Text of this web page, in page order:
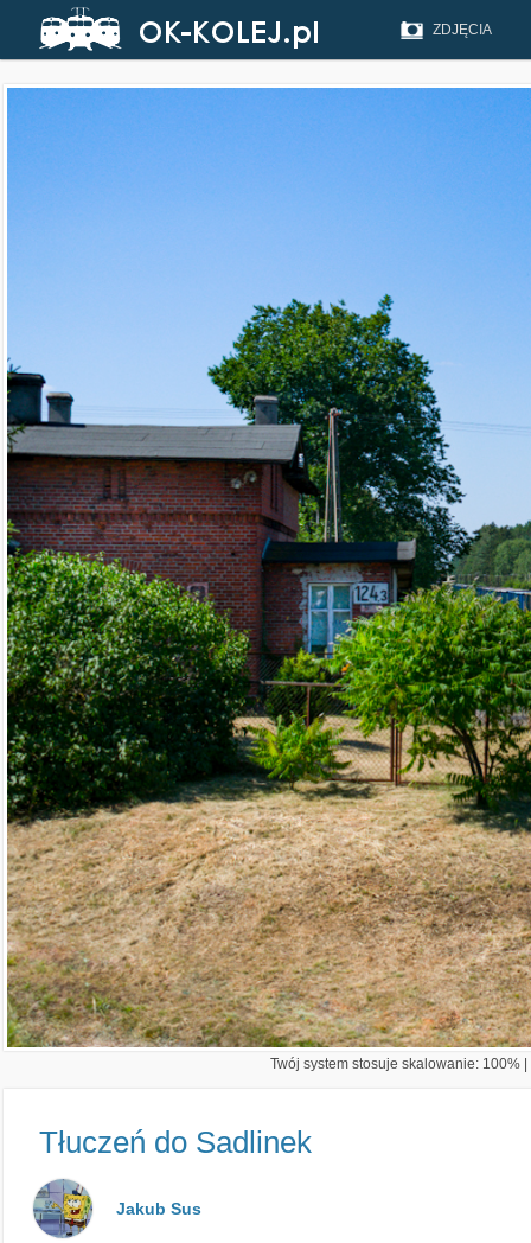
ZDJĘCIA
Twój system stosuje skalowanie: 100%
Tłuczeń do Sadlinek
Jakub Sus